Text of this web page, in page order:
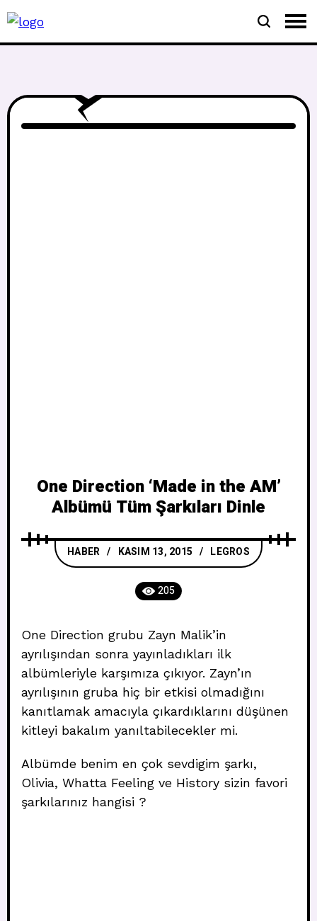
One Direction ‘Made in the AM’
Albümü Tüm Şarkıları Dinle
HABER KASIM 13, 2015 LEGROS
205
One Direction grubu Zayn Malik’in
ayrılışından sonra yayınladıkları ilk
albümleriyle karşımıza çıkıyor. Zayn’ın
ayrılışının gruba hiç bir etkisi olmadığını
kanıtlamak amacıyla çıkardıklarını düşünen
kitleyi bakalım yanıltabilecekler mi.
Albümde benim en çok sevdigim şarkı,
Olivia, Whatta Feeling ve History sizin favori
şarkılarınız hangisi ?